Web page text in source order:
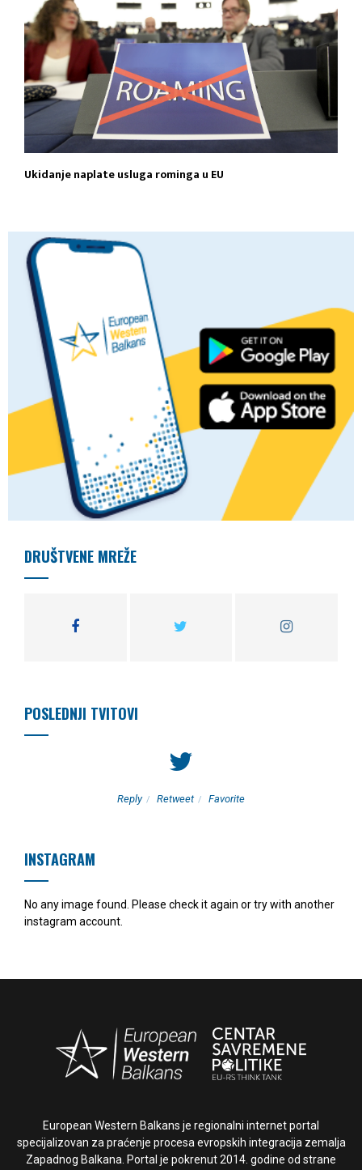
Ukidanje naplate usluga rominga u EU
DRUŠTVENE MREŽE
POSLEDNJI TVITOVI
Reply Retweet Favorite
INSTAGRAM
No any image found. Please check it again or try with another
instagram account.
European Western Balkans je regionalni internet portal
specijalizovan za praćenje procesa evropskih integracija zemalja
Zapadnog Balkana. Portal je pokrenut 2014. godine od strane